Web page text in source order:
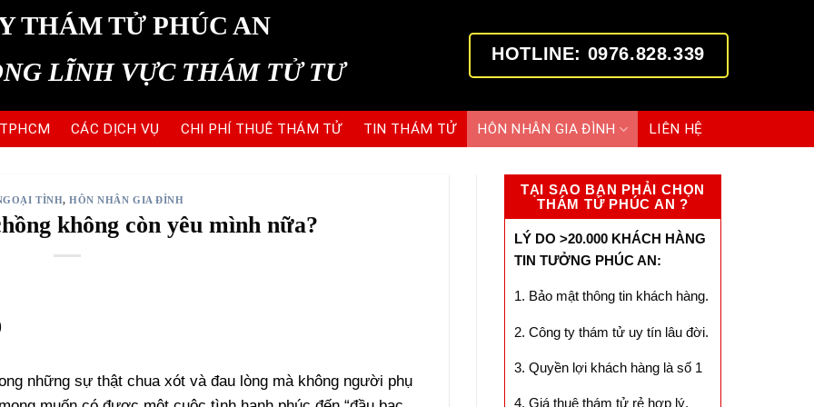
THÁM TỬ PHÚC AN
LĨNH VỰC THÁM TỬ TƯ
HOTLINE: 0976.828.339
CÁC DỊCH VỤ CHI PHÍ THUÊ THÁM TỬ TIN THÁM TỬ HÔN NHÂN GIA ĐÌNH LIÊN HỆ
TÌNH,HÔN NHÂN GIA ĐÌNH
không còn yêu mình nữa?
những sự thật chua xót và đau lòng mà không người phụ
TẠI SAO BẠN PHẢI CHỌN
THÁM TỬ PHÚC AN ?
LÝ DO >20.000 KHÁCH HÀNG
TIN TƯỞNG PHÚC AN:
1. Bảo mật thông tin khách hàng.
2. Công ty thám tử uy tín lâu đời.
3. Quyền lợi khách hàng là số 1
4. Giá thuê thám tử rẻ hợp lý.